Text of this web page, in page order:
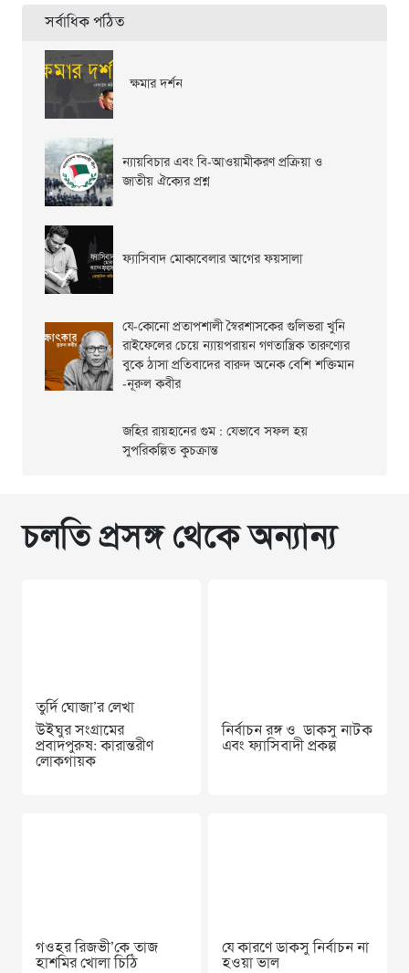
সর্বাধিক পঠিত
ক্ষমার দর্শন
ন্যায়বিচার এবং বি-আওয়ামীকরণ প্রক্রিয়া ও
জাতীয় ঐক্যের প্রশ্ন
ফ্যাসিবাদ মোকাবেলার আগের ফয়সালা
যে-কোনো প্রতাপশালী স্বৈরশাসকের গুলিভরা খুনি
রাইফেলের চেয়ে ন্যায়পরায়ন গণতান্ত্রিক তারুণ্যের
বুকে ঠাসা প্রতিবাদের বারুদ অনেক বেশি শক্তিমান
-নূরুল কবীর
জহির রায়হানের গুম : যেভাবে সফল হয়
সুপরিকল্পিত কুচক্রান্ত
চলতি প্রসঙ্গ থেকে অন্যান্য
তুর্দি ঘোজা’র লেখা
উইঘুর সংগ্রামের
প্রবাদপুরুষ: কারান্তরীণ
লোকগায়ক
নির্বাচন রঙ্গ ও ডাকসু নাটক
এবং ফ্যাসিবাদী প্রকল্প
গওহর রিজভী’কে তাজ
হাশমির খোলা চিঠি
যে কারণে ডাকসু নির্বাচন না
হওয়া ভাল